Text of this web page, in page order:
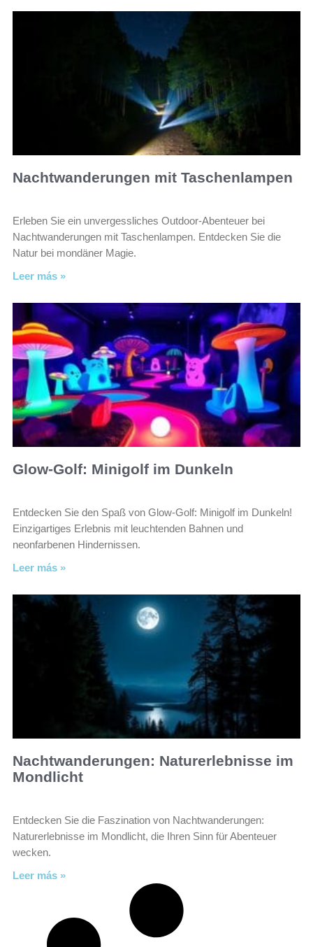
Nachtwanderungen mit Taschenlampen
Erleben Sie ein unvergessliches Outdoor-Abenteuer bei
Nachtwanderungen mit Taschenlampen. Entdecken Sie die
Natur bei mondäner Magie.
Leer más »
Glow-Golf: Minigolf im Dunkeln
Entdecken Sie den Spaß von Glow-Golf: Minigolf im Dunkeln!
Einzigartiges Erlebnis mit leuchtenden Bahnen und
neonfarbenen Hindernissen.
Leer más »
Nachtwanderungen: Naturerlebnisse im
Mondlicht
Entdecken Sie die Faszination von Nachtwanderungen:
Naturerlebnisse im Mondlicht, die Ihren Sinn für Abenteuer
wecken.
Leer más »